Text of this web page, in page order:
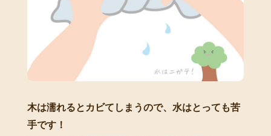
木は濡れるとカビてしまうので、水はとっても苦
手です！